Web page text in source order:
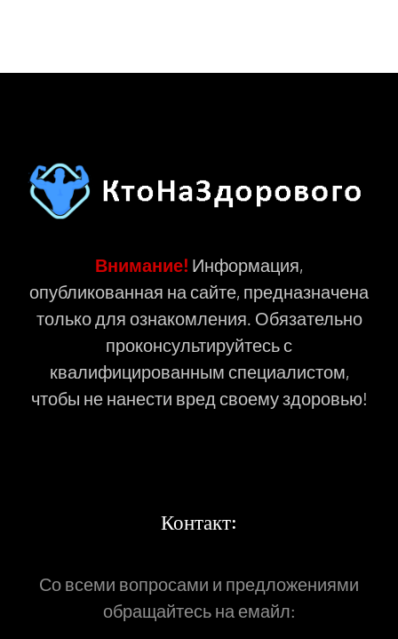
Внимание! Информация,
опубликованная на сайте, предназначена
только для ознакомления. Обязательно
проконсультируйтесь с
квалифицированным специалистом,
чтобы не нанести вред своему здоровью!
Контакт:
Со всеми вопросами и предложениями
обращайтесь на емайл: